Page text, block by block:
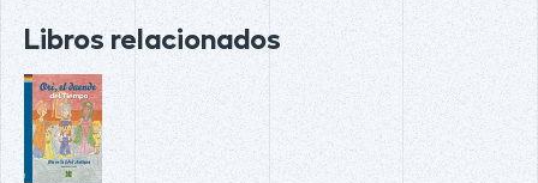
Libros relacionados